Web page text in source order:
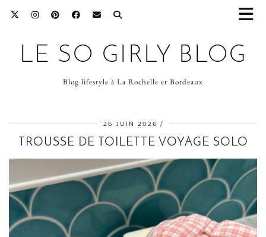
LE SO GIRLY BLOG
Blog lifestyle à La Rochelle et Bordeaux
26 JUIN 2026
TROUSSE DE TOILETTE VOYAGE SOLO